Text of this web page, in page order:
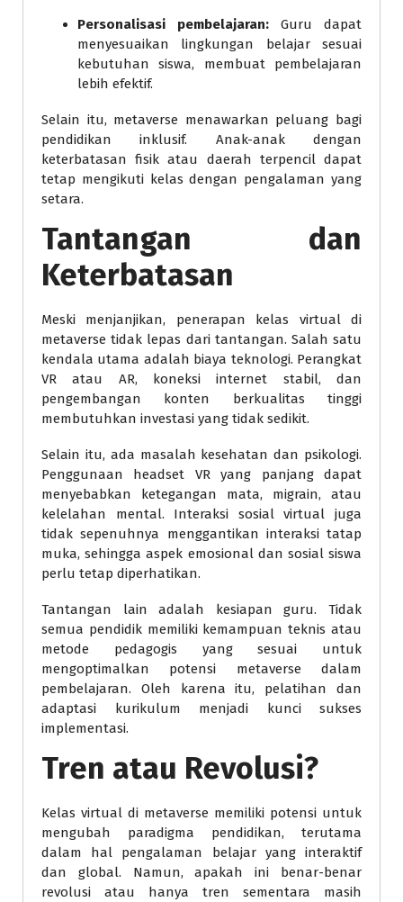
Personalisasi pembelajaran: Guru dapat
menyesuaikan lingkungan belajar sesuai
kebutuhan siswa, membuat pembelajaran
lebih efektif.
Selain itu, metaverse menawarkan peluang bagi
pendidikan inklusif. Anak-anak dengan
keterbatasan fisik atau daerah terpencil dapat
tetap mengikuti kelas dengan pengalaman yang
setara.
Tantangan dan
Keterbatasan
Meski menjanjikan, penerapan kelas virtual di
metaverse tidak lepas dari tantangan. Salah satu
kendala utama adalah biaya teknologi. Perangkat
VR atau AR, koneksi internet stabil, dan
pengembangan konten berkualitas tinggi
membutuhkan investasi yang tidak sedikit.
Selain itu, ada masalah kesehatan dan psikologi.
Penggunaan headset VR yang panjang dapat
menyebabkan ketegangan mata, migrain, atau
kelelahan mental. Interaksi sosial virtual juga
tidak sepenuhnya menggantikan interaksi tatap
muka, sehingga aspek emosional dan sosial siswa
perlu tetap diperhatikan.
Tantangan lain adalah kesiapan guru. Tidak
semua pendidik memiliki kemampuan teknis atau
metode pedagogis yang sesuai untuk
mengoptimalkan potensi metaverse dalam
pembelajaran. Oleh karena itu, pelatihan dan
adaptasi kurikulum menjadi kunci sukses
implementasi.
Tren atau Revolusi?
Kelas virtual di metaverse memiliki potensi untuk
mengubah paradigma pendidikan, terutama
dalam hal pengalaman belajar yang interaktif
dan global. Namun, apakah ini benar-benar
revolusi atau hanya tren sementara masih